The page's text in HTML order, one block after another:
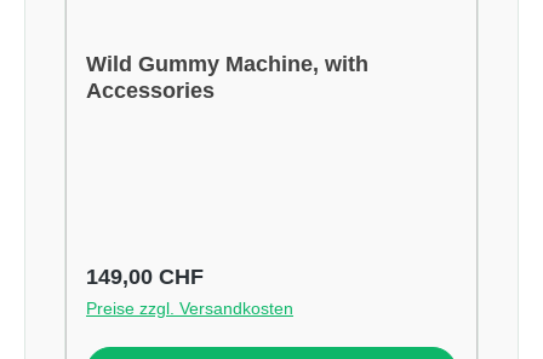
Wild Gummy Machine, with
Accessories
Regulärer Preis:
149,00 CHF
Preise zzgl. Versandkosten